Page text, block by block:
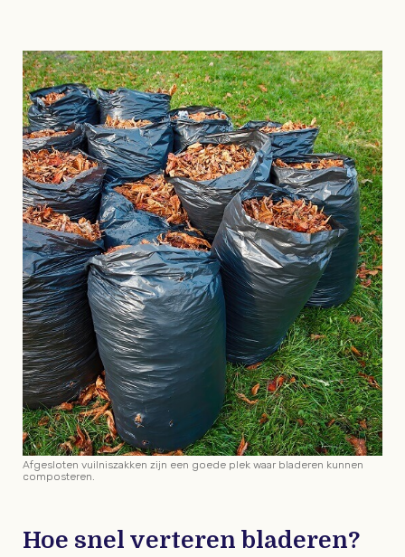
Hoe snel verteren bladeren?
Afgesloten vuilniszakken zijn een goede plek waar bladeren kunnen
composteren.